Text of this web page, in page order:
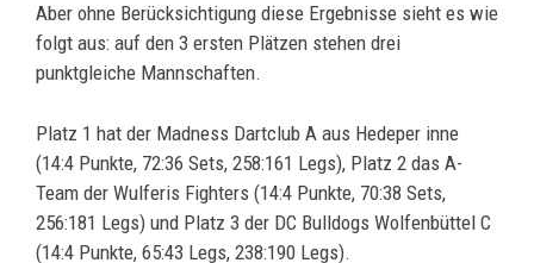
Aber ohne Berücksichtigung diese Ergebnisse sieht es wie
folgt aus: auf den 3 ersten Plätzen stehen drei
punktgleiche Mannschaften.
Platz 1 hat der Madness Dartclub A aus Hedeper inne
(14:4 Punkte, 72:36 Sets, 258:161 Legs), Platz 2 das A-
Team der Wulferis Fighters (14:4 Punkte, 70:38 Sets,
256:181 Legs) und Platz 3 der DC Bulldogs Wolfenbüttel C
(14:4 Punkte, 65:43 Legs, 238:190 Legs).